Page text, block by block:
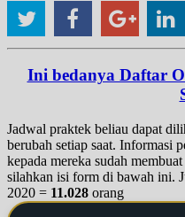
Ini bedanya Daftar
Jadwal praktek beliau dapat
berubah setiap saat. Informasi
kepada mereka sudah
silahkan isi form di bawah ini.
2020 = 11.028 orang